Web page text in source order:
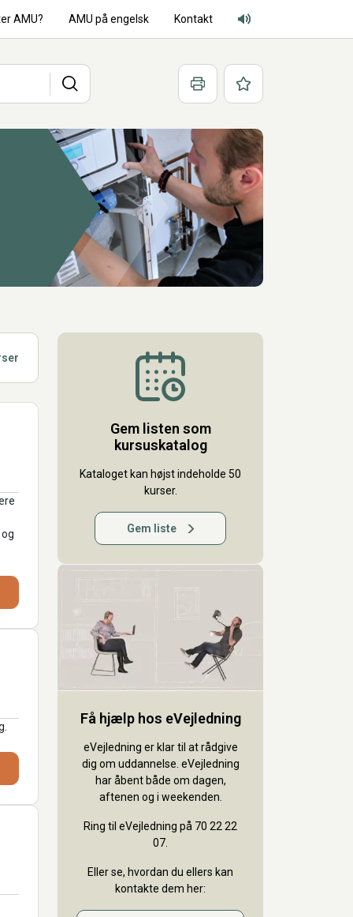
AMU? AMU på engelsk Kontakt
Adgang for alle lyd
Søg Print Favoritter
Gem listen som
kursuskatalog
Kataloget kan højst indeholde 50
kurser.
Gem liste
Få hjælp hos eVejledning
eVejledning er klar til at rådgive
dig om uddannelse. eVejledning
har åbent både om dagen,
aftenen og i weekenden.
Ring til eVejledning på 70 22 22
07.
Eller se, hvordan du ellers kan
kontakte dem her: